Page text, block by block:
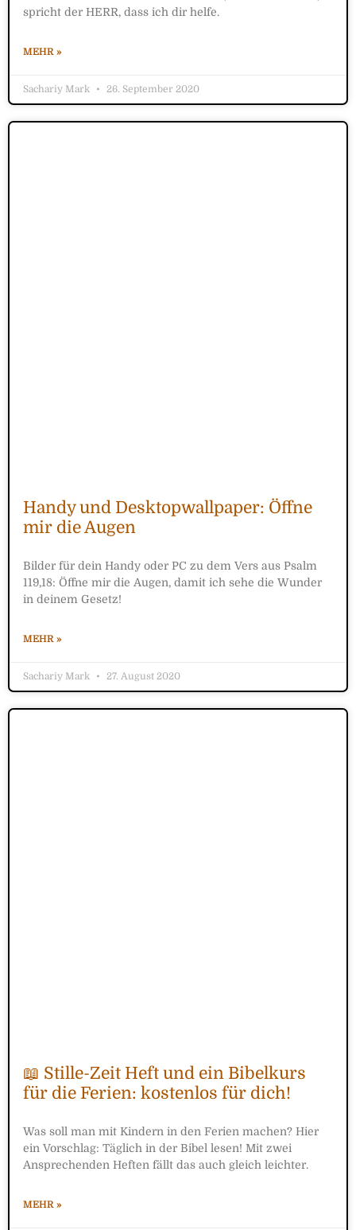
spricht der HERR, dass ich dir helfe.
MEHR »
Sachariy Mark 26. September 2020
Handy und Desktopwallpaper: Öffne
mir die Augen
Bilder für dein Handy oder PC zu dem Vers aus Psalm
119,18: Öffne mir die Augen, damit ich sehe die Wunder
in deinem Gesetz!
MEHR »
Sachariy Mark 27. August 2020
📖 Stille-Zeit Heft und ein Bibelkurs
für die Ferien: kostenlos für dich!
Was soll man mit Kindern in den Ferien machen? Hier
ein Vorschlag: Täglich in der Bibel lesen! Mit zwei
Ansprechenden Heften fällt das auch gleich leichter.
MEHR »